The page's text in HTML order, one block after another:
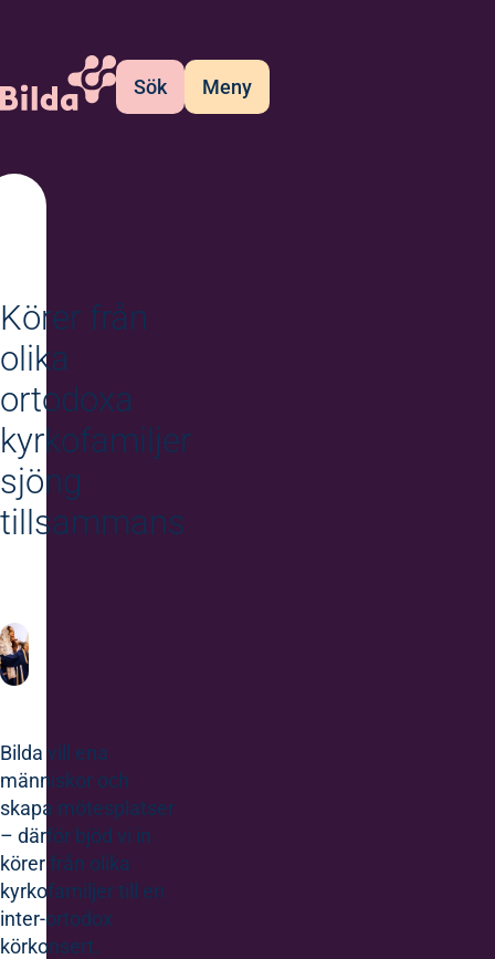
Sök Meny
Körer från
olika
ortodoxa
kyrkofamiljer
sjöng
tillsammans
Bilda vill ena
människor och
skapa mötesplatser
– därför bjöd vi in
körer från olika
kyrkofamiljer till en
inter-ortodox
körkonsert.